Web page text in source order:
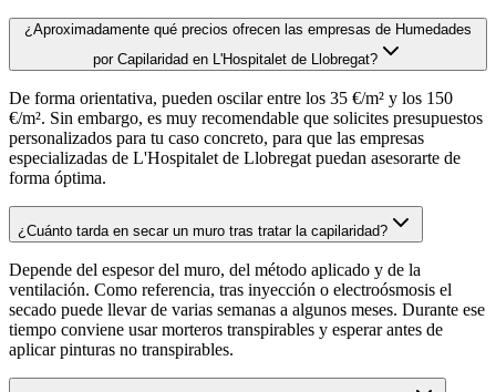
¿Aproximadamente qué precios ofrecen las empresas de Humedades
por Capilaridad en L'Hospitalet de Llobregat?
De forma orientativa, pueden oscilar entre los 35 €/m² y los 150
€/m². Sin embargo, es muy recomendable que solicites presupuestos
personalizados para tu caso concreto, para que las empresas
especializadas de L'Hospitalet de Llobregat puedan asesorarte de
forma óptima.
¿Cuánto tarda en secar un muro tras tratar la capilaridad?
Depende del espesor del muro, del método aplicado y de la
ventilación. Como referencia, tras inyección o electroósmosis el
secado puede llevar de varias semanas a algunos meses. Durante ese
tiempo conviene usar morteros transpirables y esperar antes de
aplicar pinturas no transpirables.